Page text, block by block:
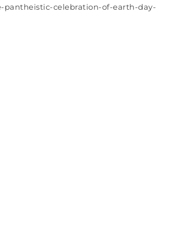
celebration-of-earth-day-